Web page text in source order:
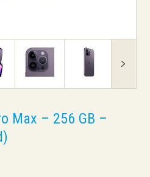
Max – 256 GB –